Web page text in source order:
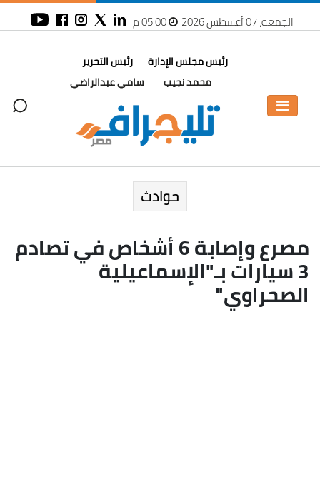
الجمعة، 07 أغسطس 2026 05:00 م
رئيس مجلس الإدارة
محمد نجيب
رئيس التحرير
سامي عبدالراضي
حوادث
مصرع وإصابة 6 أشخاص في تصادم
3 سيارات بـ"الإسماعيلية
الصحراوي"